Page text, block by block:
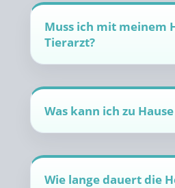
Muss ich mit meinem
Tierarzt?
Was kann ich zu
Wie lange dauert die